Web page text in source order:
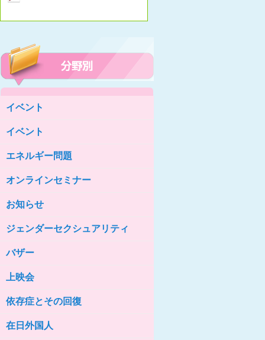
女性の家HELP ネットワークニュー
ス No.87
女性の家HELP ネットワークニュー
女性の家HELP ネットワークニュー
ス No.85
女性の家HELP ネットワークニュー
ス No.82
女性の家HELP ネットワークニュー
ス No.81
女性の家HELP ネットワークニュー
女性の家HELP ネットワークニュー
ス No.78
イベント
イベント
エネルギー問題
オンラインセミナー
お知らせ
ジェンダーセクシュアリティ
バザー
上映会
依存症とその回復
在日外国人